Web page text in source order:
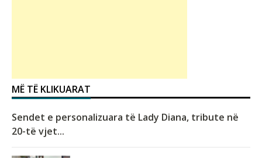
MË TË KLIKUARAT
Sendet e personalizuara të Lady Diana, tribute në
20-të vjet...